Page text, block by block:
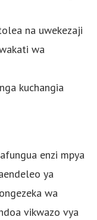
na uwekezaji
wa
kuchangia
enzi mpya
ya
wa
vikwazo vya